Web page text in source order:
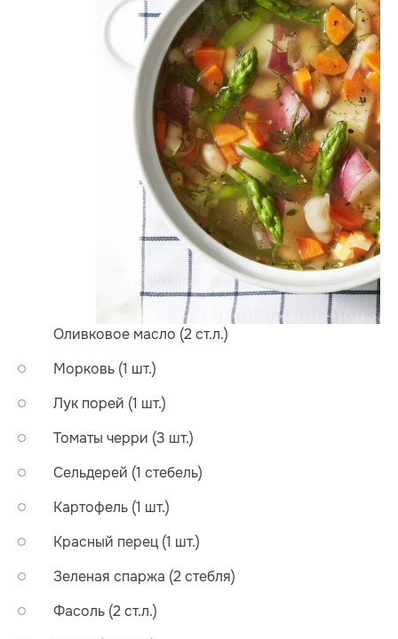
Оливковое масло (2 ст.л.)
Морковь (1 шт.)
Лук порей (1 шт.)
Томаты черри (3 шт.)
Сельдерей (1 стебель)
Картофель (1 шт.)
Красный перец (1 шт.)
Зеленая спаржа (2 стебля)
Фасоль (2 ст.л.)